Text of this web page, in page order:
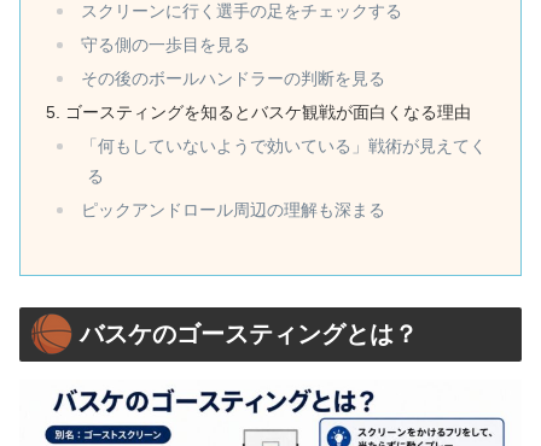
スクリーンに行く選手の足をチェックする
守る側の一歩目を見る
その後のボールハンドラーの判断を見る
ゴースティングを知るとバスケ観戦が面白くなる理由
「何もしていないようで効いている」戦術が見えてく
る
ピックアンドロール周辺の理解も深まる
バスケのゴースティングとは？